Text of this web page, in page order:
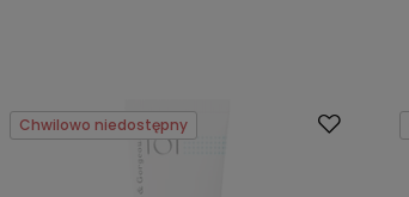
Chwilowo niedostępny